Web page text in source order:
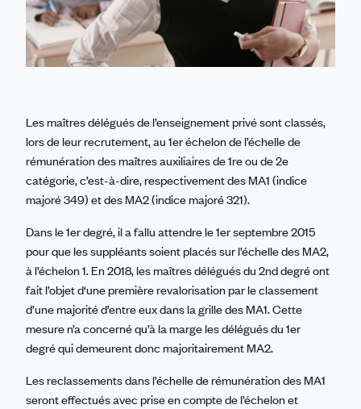
Les maîtres délégués de l’enseignement privé sont classés,
lors de leur recrutement, au 1er échelon de l’échelle de
rémunération des maîtres auxiliaires de 1re ou de 2e
catégorie, c’est-à-dire, respectivement des MA1 (indice
majoré 349) et des MA2 (indice majoré 321).
Dans le 1er degré, il a fallu attendre le 1er septembre 2015
pour que les suppléants soient placés sur l’échelle des MA2,
à l’échelon 1. En 2018, les maîtres délégués du 2nd degré ont
fait l’objet d‘une première revalorisation par le classement
d’une majorité d’entre eux dans la grille des MA1. Cette
mesure n’a concerné qu’à la marge les délégués du 1er
degré qui demeurent donc majoritairement MA2.
Les reclassements dans l’échelle de rémunération des MA1
seront effectués avec prise en compte de l’échelon et